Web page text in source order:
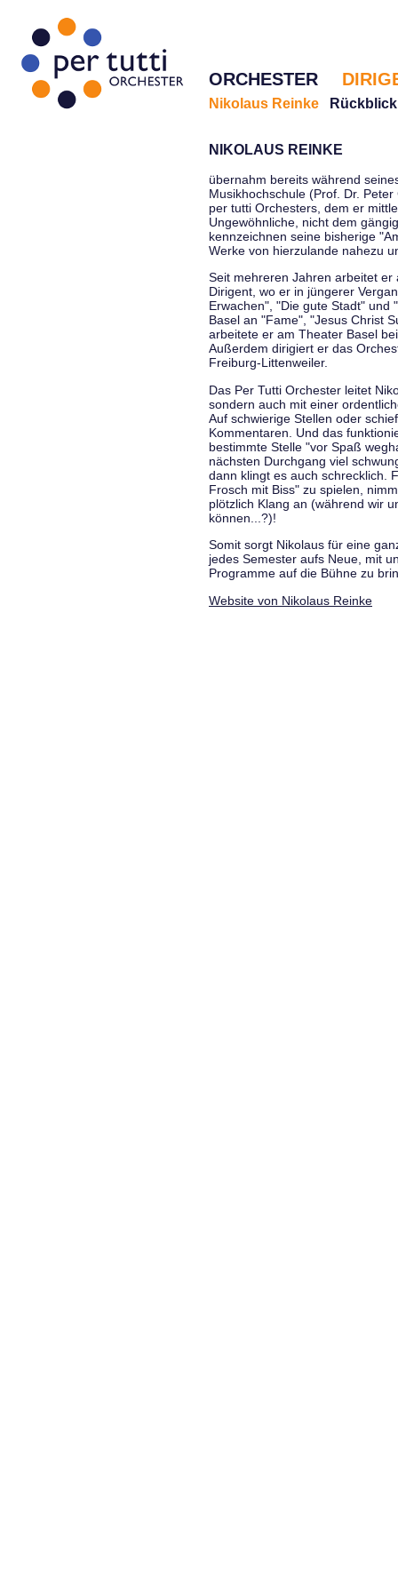
ORCHESTER
Nikolaus Reinke Rückblick
NIKOLAUS REINKE
übernahm bereits während
Musikhochschule (Prof. Dr.
per tutti Orchesters, dem er
Ungewöhnliche, nicht dem
kennzeichnen seine bisherige
Werke von hierzulande nahezu
Seit mehreren Jahren arbeitet
Dirigent, wo er in jüngerer
Erwachen", "Die gute Stadt" und
Basel an "Fame", "Jesus Christ
arbeitete er am Theater Basel
Außerdem dirigiert er das
Freiburg-Littenweiler.
Das Per Tutti Orchester leitet
sondern auch mit einer
Auf schwierige Stellen oder
Kommentaren. Und das
bestimmte Stelle "vor Spaß
nächsten Durchgang viel
dann klingt es auch schrecklich.
Frosch mit Biss" zu spielen,
plötzlich Klang an (während wir
können...?)!
Somit sorgt Nikolaus für eine
jedes Semester aufs Neue, mit
Programme auf die Bühne zu
Website von Nikolaus Reinke